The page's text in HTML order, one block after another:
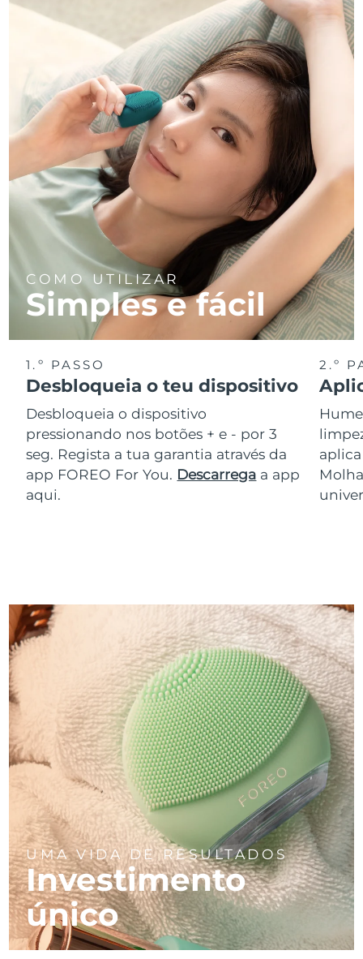
COMO UTILIZAR
Simples e fácil
1.º PASSO
Desbloqueia o teu dispositivo
Desbloqueia o dispositivo
pressionando nos botões + e - por 3
seg. Regista a tua garantia através da
app FOREO For You. Descarrega a app
aqui.
2.º
UMA VIDA DE RESULTADOS
Investimento
único